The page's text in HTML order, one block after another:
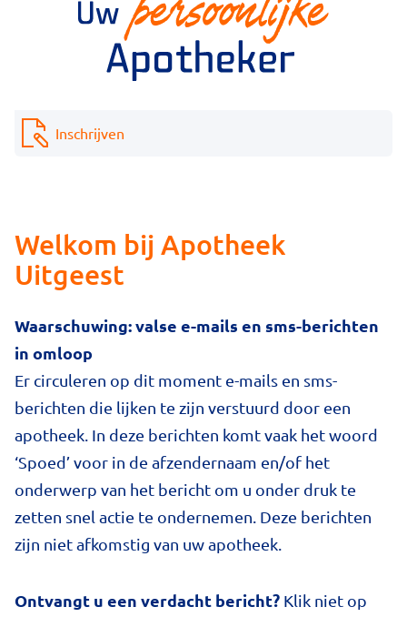
Inschrijven
Welkom bij Apotheek
Uitgeest
Waarschuwing: valse e-mails en sms-berichten
in omloop
Er circuleren op dit moment e-mails en sms-
berichten die lijken te zijn verstuurd door een
apotheek. In deze berichten komt vaak het woord
‘Spoed’ voor in de afzendernaam en/of het
onderwerp van het bericht om u onder druk te
zetten snel actie te ondernemen. Deze berichten
zijn niet afkomstig van uw apotheek.
Ontvangt u een verdacht bericht? Klik niet op